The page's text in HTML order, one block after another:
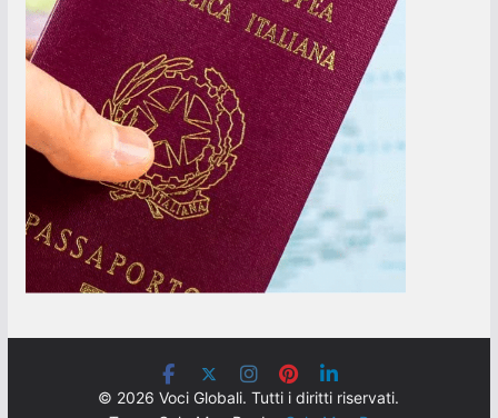
© 2026 Voci Globali. Tutti i diritti riservati.